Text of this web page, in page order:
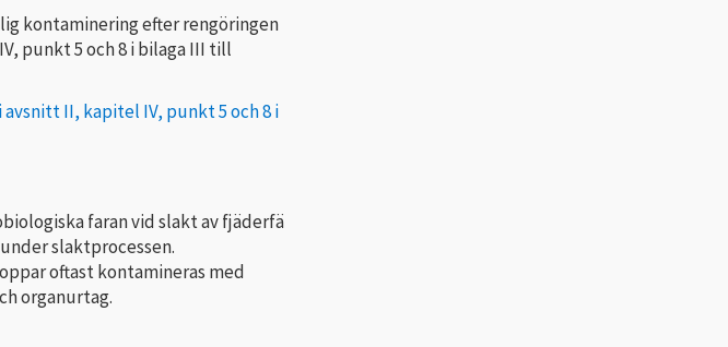
kontaminering efter rengöringen
punkt 5 och 8 i bilaga III till
II, kapitel IV, punkt 5 och 8 i
faran vid slakt av fjäderfä
slaktprocessen.
oftast kontamineras med
organurtag.